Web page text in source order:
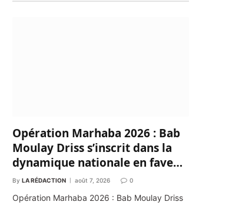
Opération Marhaba 2026 : Bab
Moulay Driss s’inscrit dans la
dynamique nationale en faveur
des Marocains du Monde
By LA RÉDACTION août 7, 2026 0
Opération Marhaba 2026 : Bab Moulay Driss